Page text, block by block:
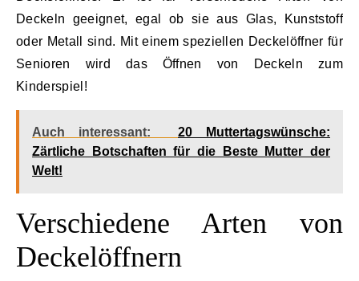
Deckeln geeignet, egal ob sie aus Glas, Kunststoff
oder Metall sind. Mit einem speziellen Deckelöffner für
Senioren wird das Öffnen von Deckeln zum
Kinderspiel!
Auch interessant:
20 Muttertagswünsche:
Zärtliche Botschaften für die Beste Mutter der
Welt!
Verschiedene Arten von
Deckelöffnern